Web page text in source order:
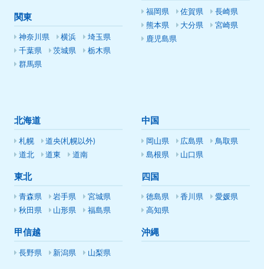
関東
神奈川県 横浜
埼玉県
千葉県
茨城県
栃木県
群馬県
福岡県 佐賀県
長崎県
熊本県
大分県
宮崎県
鹿児島県
北海道
札幌
道央(札幌以外)
道北
道東 道南
東北
青森県 岩手県
宮城県
秋田県
山形県 福島県
甲信越
長野県 新潟県 山梨県
中国
岡山県 広島県
鳥取県
島根県
山口県
四国
徳島県 香川県
愛媛県
高知県
沖縄